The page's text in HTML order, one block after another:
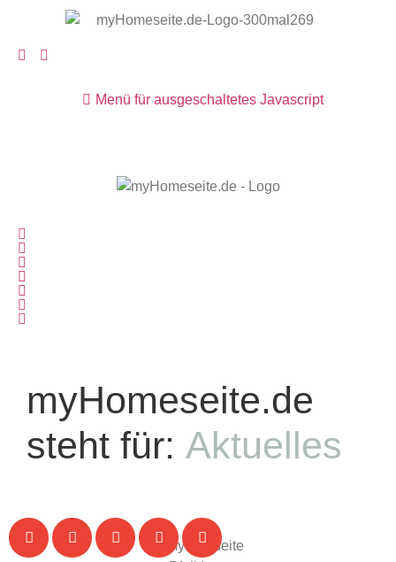
Menü für ausgeschaltetes Javascript
myHomeseite.de
steht für: Aktuelles